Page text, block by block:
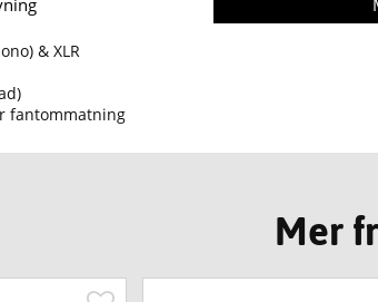
& XLR
fantommatning
Mer